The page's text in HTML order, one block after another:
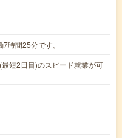
時間25分です。
短2日目)のスピード就業が可